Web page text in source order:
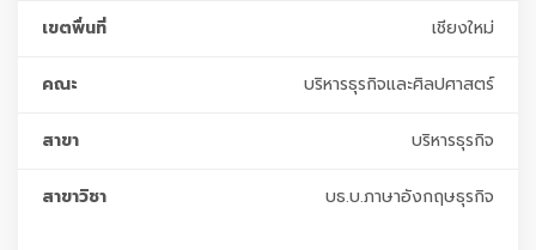
เขตพื่นที่ เชียงใหม่
คณะ บริหารธุรกิจและศิลปศาสตร์
สาขา บริหารธุรกิจ
สาขาวิชา บธ.บ.ภาษาอังกฤษธุรกิจ